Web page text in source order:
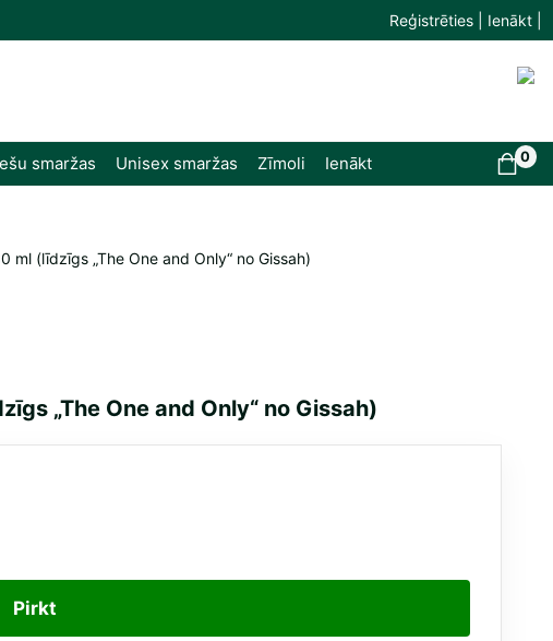
Reģistrēties | Ienākt |
smaržas Unisex smaržas Zīmoli Ienākt 0
ml (līdzīgs „The One and Only“ no Gissah)
„The One and Only“ no Gissah)
Pirkt